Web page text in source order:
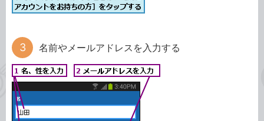
名前やメールアドレスを入力する